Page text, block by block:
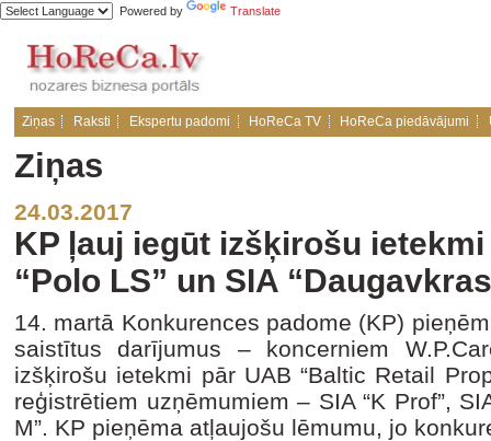
Powered by Translate
Ziņas Raksti Ekspertu padomi HoReCa TV HoReCa piedāvājumi
Ziņas
24.03.2017
KP ļauj iegūt izšķirošu ietekmi
“Polo LS” un SIA
14. martā Konkurences padome (KP)
saistītus darījumus – koncerniem
izšķirošu ietekmi pār UAB “Baltic Retail
reģistrētiem uzņēmumiem – SIA “K Prof”,
M”. KP pieņēma atļaujošu lēmumu, jo